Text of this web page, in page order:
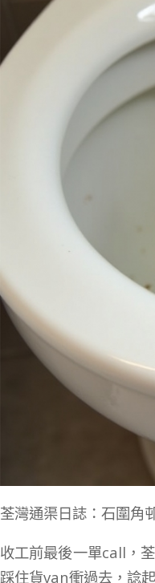
荃灣通渠日誌：石圍角
收工前最後一單call，
踩住貨van衝過去，諗